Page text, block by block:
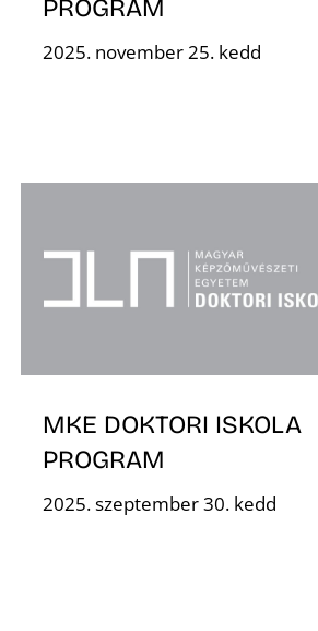
PROGRAM
2025. november 25. kedd
MKE DOKTORI ISKOLA
PROGRAM
2025. szeptember 30. kedd